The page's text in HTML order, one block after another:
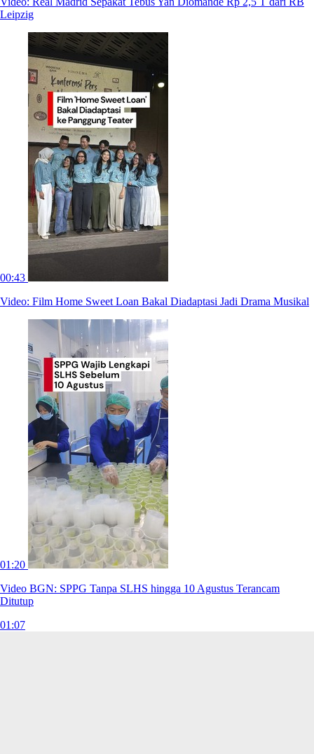
Leipzig
00:43
Video: Film Home Sweet Loan Bakal Diadaptasi Jadi Drama Musikal
01:20
Video BGN: SPPG Tanpa SLHS hingga 10 Agustus Terancam
Ditutup
01:07